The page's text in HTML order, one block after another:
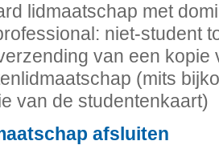
lidmaatschap met
niet-student
van een kopie
(mits
van de studentenkaart)
afsluiten